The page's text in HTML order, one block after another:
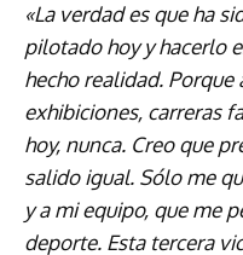
«La verdad es que ha
pilotado hoy y hacerlo
hecho realidad. Porque
exhibiciones, carreras
hoy, nunca. Creo que
salido igual. Sólo me
y a mi equipo, que me
deporte. Esta tercera